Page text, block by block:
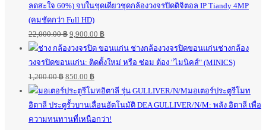
ลดสะใจ 60%) จบในชุดเดียวชุดกล้องวงจรปิดดิจิตอล IP Tiandy 4MP
(คมชัดกว่า Full HD)
22,000.00฿ 9,900.00 ฿
ช่างกล้อง
วงจรปิดขอนแก่น: ติดตั้งใหม่ หรือ ซ่อม ต้อง "ไมนิคส์" (MINICS)
1,200.00฿ 850.00 ฿
มอเตอร์ประตูรีโมท
อิตาลี ประตูรั้วบานเลื่อนอัตโนมัติ DEA GULLIVER/N/M: พลัง อิตาลี เพื่อ
ความทนทานที่เหนือกว่า!